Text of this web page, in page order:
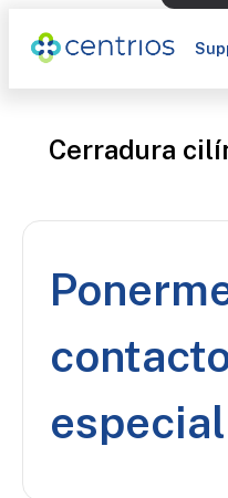
Cerradura